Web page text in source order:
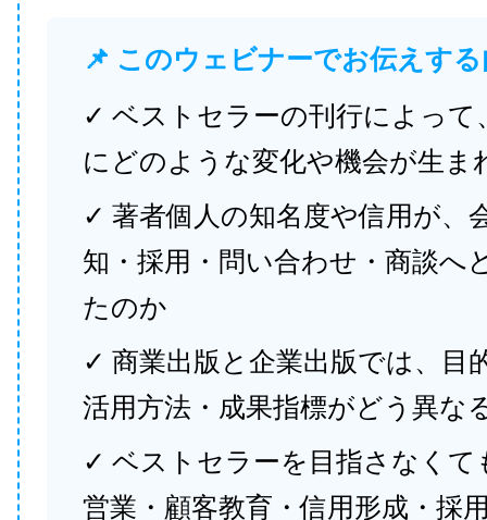
📌 このウェビナーでお伝えす
✓ ベストセラーの刊行によって
にどのような変化や機会が生ま
✓ 著者個人の知名度や信用が、
知・採用・問い合わせ・商談へ
たのか
✓ 商業出版と企業出版では、目
活用方法・成果指標がどう異な
✓ ベストセラーを目指さなくて
営業・顧客教育・信用形成・採